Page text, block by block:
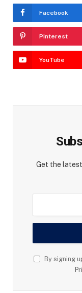
Facebook
Pinterest
YouTube
Get the
By signing